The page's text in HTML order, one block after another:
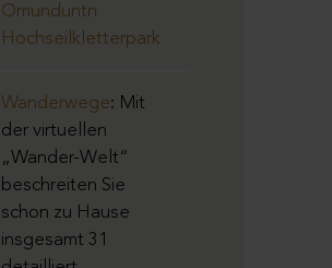
Omunduntn
Hochseilkletterpark
Wanderwege: Mit
der virtuellen
„Wander-Welt“
beschreiten Sie
schon zu Hause
insgesamt 31